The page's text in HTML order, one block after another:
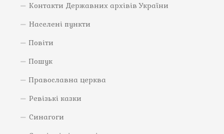
Контакти Державних архівів України
Населені пункти
Повіти
Пошук
Православна церква
Ревізькі казки
Синагоги